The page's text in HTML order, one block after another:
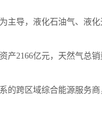
导，液化石油气、液
2166亿元，天然气总
跨区域综合能源服